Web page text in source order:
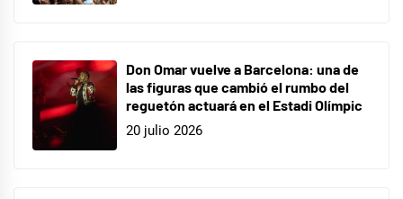
Don Omar vuelve a Barcelona: una de
las figuras que cambió el rumbo del
reguetón actuará en el Estadi Olímpic
20 julio 2026